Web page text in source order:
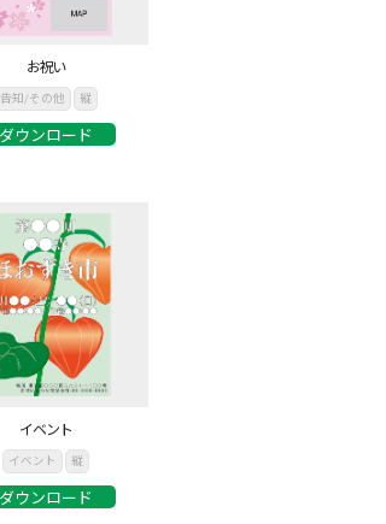
お祝い
告知/その他 縦
ダウンロード
イベント
イベント 縦
ダウンロード